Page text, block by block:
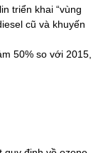
triển khai “vùng
cũ và khuyến
50% so với 2015,